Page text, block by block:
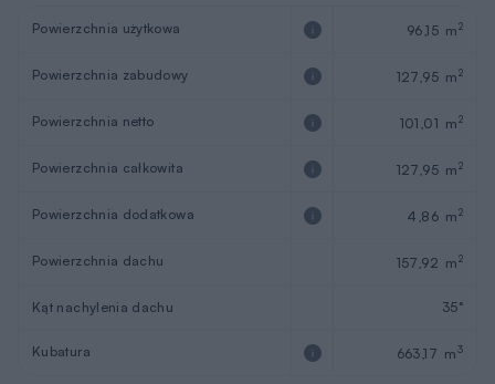
Powierzchnia użytkowa 96,15 m2
Powierzchnia zabudowy 127,95 m2
Powierzchnia netto 101,01 m2
Powierzchnia całkowita 127,95 m2
Powierzchnia dodatkowa 4,86 m2
Powierzchnia dachu 157,92 m2
Kąt nachylenia dachu 35°
Kubatura 663,17 m3